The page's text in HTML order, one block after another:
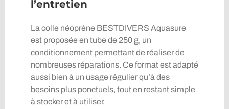
l’entretien
La colle néoprène BESTDIVERS Aquasure
est proposée en tube de 250 g, un
conditionnement permettant de réaliser de
nombreuses réparations. Ce format est adapté
aussi bien à un usage régulier qu’à des
besoins plus ponctuels, tout en restant simple
à stocker et à utiliser.